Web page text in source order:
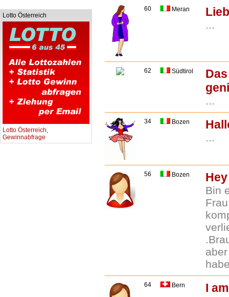
Lotto Österreich
Lotto Österreich,
Gewinnabfrage
60 Meran
...
62 Südtirol
...
34 Bozen
...
56 Bozen
Bin
64 Bern
I